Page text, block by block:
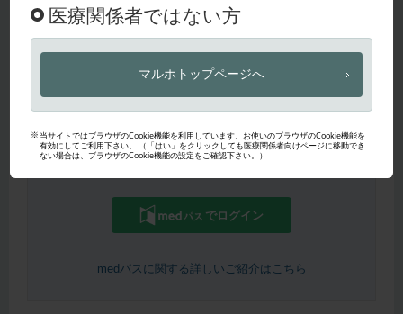
パスワード再設定
利用いただけます。
でログイン
medパスに関する詳しいご紹介はこちら